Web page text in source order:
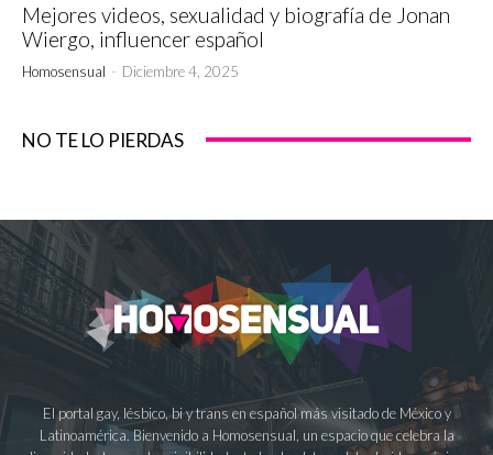
Mejores videos, sexualidad y biografía de Jonan
Wiergo, influencer español
Homosensual - Diciembre 4, 2025
NO TE LO PIERDAS
El portal gay, lésbico, bi y trans en español más visitado de México y
Latinoamérica. Bienvenido a Homosensual, un espacio que celebra la